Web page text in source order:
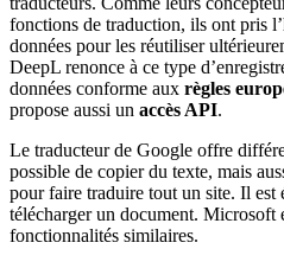
fonctions de traduction, ils ont pris
données pour les réutiliser
DeepL renonce à ce type
données conforme aux règles
propose aussi un accès API.
Le traducteur de Google offre
possible de copier du texte, mais
pour faire traduire tout un site. Il est
télécharger un document. Microsoft
fonctionnalités similaires.